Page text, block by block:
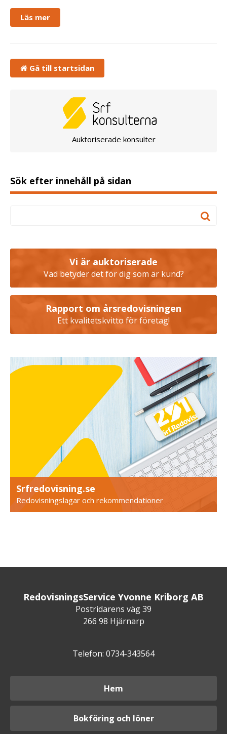
Läs mer
Gå till startsidan
Auktoriserade konsulter
Sök efter innehåll på sidan
Vi är auktoriserade
Vad betyder det för dig som är kund?
Rapport om årsredovisningen
Ett kvalitetskvitto för företag!
Srfredovisning.se
Redovisningslagar och rekommendationer
RedovisningsService Yvonne Kriborg AB
Postridarens väg 39
266 98 Hjärnarp
Telefon: 0734-343564
Hem
Bokföring och löner